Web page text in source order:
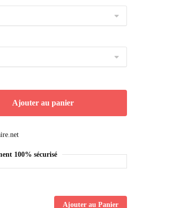
Ajouter au panier
100% sécurisé
Ajouter au Panier